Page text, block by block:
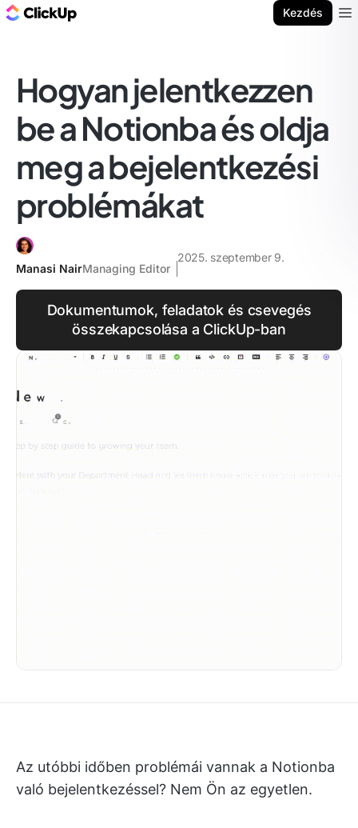
Kezdés
Hogyan jelentkezzen
be a Notionba és oldja
meg a bejelentkezési
problémákat
Manasi NairManaging Editor
2025. szeptember 9.
Dokumentumok, feladatok és csevegés
összekapcsolása a ClickUp-ban
Az utóbbi időben problémái vannak a Notionba
való bejelentkezéssel? Nem Ön az egyetlen.